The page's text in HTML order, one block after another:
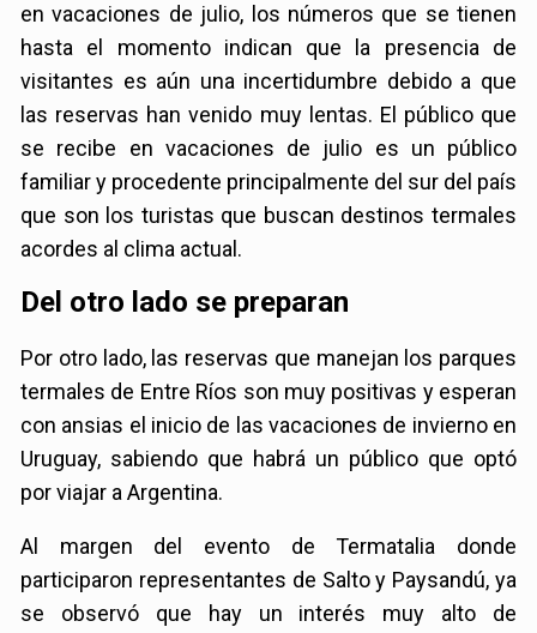
en vacaciones de julio, los números que se tienen
hasta el momento indican que la presencia de
visitantes es aún una incertidumbre debido a que
las reservas han venido muy lentas. El público que
se recibe en vacaciones de julio es un público
familiar y procedente principalmente del sur del país
que son los turistas que buscan destinos termales
acordes al clima actual.
Del otro lado se preparan
Por otro lado, las reservas que manejan los parques
termales de Entre Ríos son muy positivas y esperan
con ansias el inicio de las vacaciones de invierno en
Uruguay, sabiendo que habrá un público que optó
por viajar a Argentina.
Al margen del evento de Termatalia donde
participaron representantes de Salto y Paysandú, ya
se observó que hay un interés muy alto de